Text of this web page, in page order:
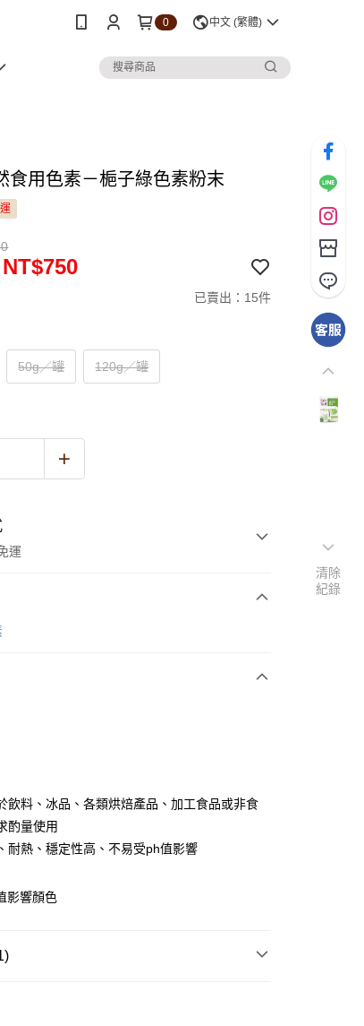
0 中文 (繁體)
食用色素－梔子綠色素粉末
已賣出：15件
50g／罐 120g／罐
運
含以上)免運費
飲料、冰品、各類烘焙產品、加工食品或非食
酌量使用
耐熱、穩定性高、不易受ph值影響
影響顏色
清除
紀錄